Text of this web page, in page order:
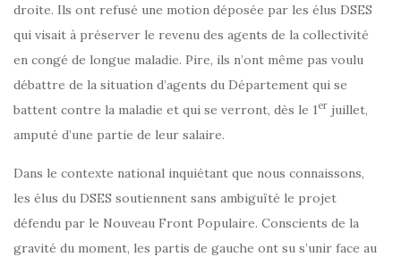
droite. Ils ont refusé une motion déposée par les élus DSES
qui visait à préserver le revenu des agents de la collectivité
en congé de longue maladie. Pire, ils n’ont même pas voulu
débattre de la situation d’agents du Département qui se
battent contre la maladie et qui se verront, dès le 1er juillet,
amputé d’une partie de leur salaire.
Dans le contexte national inquiétant que nous connaissons,
les élus du DSES soutiennent sans ambiguïté le projet
défendu par le Nouveau Front Populaire. Conscients de la
gravité du moment, les partis de gauche ont su s’unir face au